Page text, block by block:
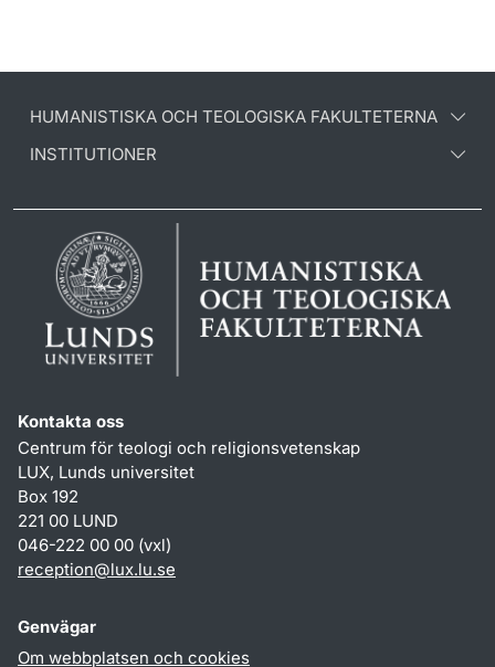
HUMANISTISKA OCH TEOLOGISKA FAKULTETERNA
INSTITUTIONER
Kontakta oss
Centrum för teologi och religionsvetenskap
LUX, Lunds universitet
Box 192
221 00 LUND
046-222 00 00 (vxl)
reception@lux.lu.se
Genvägar
Om webbplatsen och cookies